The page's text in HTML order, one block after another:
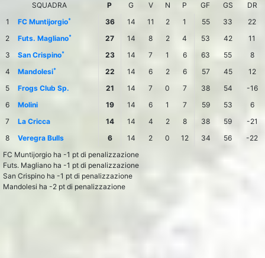
SQUADRA
P G V N P GF GS
DR
1
FC Muntijorgio* 36 14 11 2 1 55 33
22
2
Futs. Magliano* 27 14 8 2 4 53 42
11
3
San Crispino* 23 14 7 1 6 63 55
8
4
Mandolesi* 22 14 6 2 6 57 45
12
5
Frogs Club Sp. 21 14 7 0 7 38 54
-16
6
Molini 19 14 6 1 7 59 53
6
7
La Cricca 14 14 4 2 8 38 59
-21
8
Veregra Bulls 6 14 2 0 12 34 56
-22
FC Muntijorgio ha -1 pt di penalizzazione
Futs. Magliano ha -1 pt di penalizzazione
San Crispino ha -1 pt di penalizzazione
Mandolesi ha -2 pt di penalizzazione